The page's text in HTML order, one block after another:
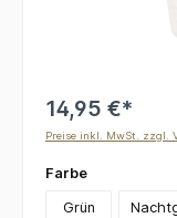
14,95 €*
Preise inkl. MwSt. zzgl.
Farbeauswählen
Grün